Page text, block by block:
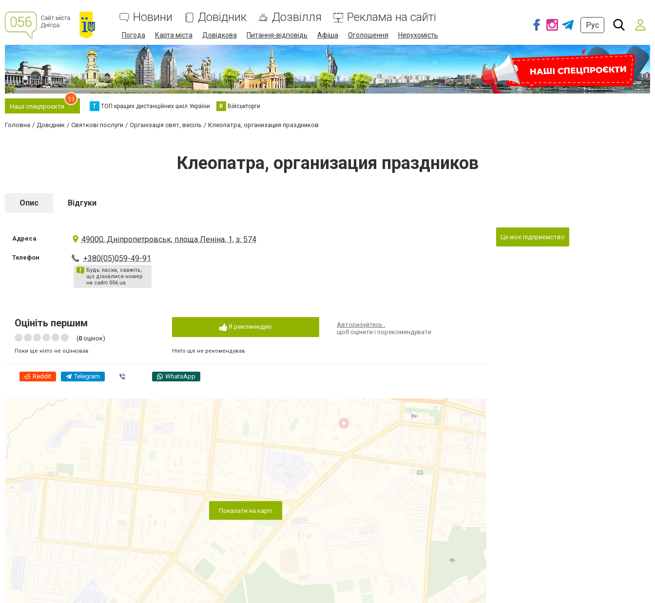
Новини Довідник Дозвілля Реклама на сайті
Погода Карта міста Довідкова Питання-відповідь Афіша Оголошення Нерухомість
Рус
Наші спецпроєкти
11
Т ТОП кращих дистанційних шкіл України В Військторги
Головна Довідник Святкові послуги Організація свят, весіль Клеопатра, организация праздников
Клеопатра, организация праздников
Опис Відгуки
Адреса 49000, Дніпропетровськ, площа Леніна, 1, з. 574
Телефон +380(05)059-49-91
Будь ласка, скажіть,
що дізналися номер
на сайті 056.ua
Оцініть першим
(0 оцінок)
Поки ще ніхто не оцінював
Я рекомендую
Ніхто ще не рекомендував
Авторизуйтесь,
щоб оцінити і порекомендувати
Reddit Telegram WhatsApp
Показати на карті
Це моє підприємство